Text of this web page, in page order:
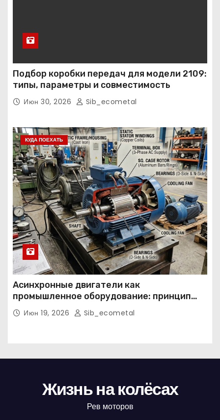
Подбор коробки передач для модели 2109:
типы, параметры и совместимость
Июн 30, 2026 Sib_ecometal
КУДА ПОЕХАТЬ
Асинхронные двигатели как
промышленное оборудование: принцип
работы, конструкция и области
применения
Июн 19, 2026 Sib_ecometal
Жизнь на колёсах
Рев моторов